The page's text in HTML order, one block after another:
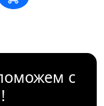
с